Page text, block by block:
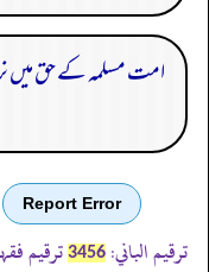
امت مسلمہ کے حق میں
Report Error
ترقیم الباني: 3456 ترقیم